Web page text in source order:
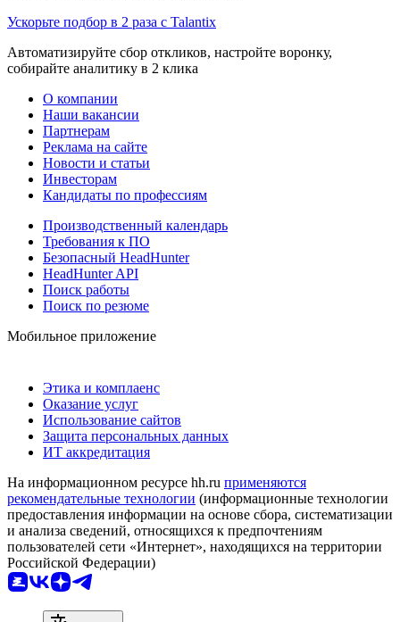
Ускорьте подбор в 2 раза с Talantix
Автоматизируйте сбор откликов, настройте воронку,
собирайте аналитику в 2 клика
О компании
Наши вакансии
Партнерам
Реклама на сайте
Новости и статьи
Инвесторам
Кандидаты по профессиям
Производственный календарь
Требования к ПО
Безопасный HeadHunter
HeadHunter API
Поиск работы
Поиск по резюме
Мобильное приложение
Этика и комплаенс
Оказание услуг
Использование сайтов
Защита персональных данных
ИТ аккредитация
На информационном ресурсе hh.ru применяются
рекомендательные технологии (информационные технологии
предоставления информации на основе сбора, систематизации
и анализа сведений, относящихся к предпочтениям
пользователей сети «Интернет», находящихся на территории
Российской Федерации)